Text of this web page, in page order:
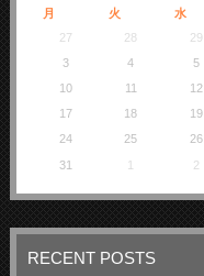
月 火 水
27
28 29
3
4 5
10
11 12
17
18 19
24
25 26
31
1 2
RECENT POSTS